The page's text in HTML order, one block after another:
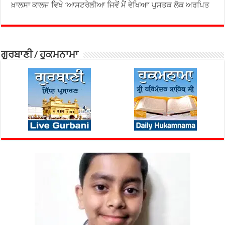
ਖ਼ਾਲਸਾ ਕਾਲਜ ਵਿਖੇ ‘ਆਸਟਰੇਲੀਆ ਜਿਵੇਂ ਮੈਂ ਵੇਖਿਆ’ ਪੁਸਤਕ ਲੋਕ ਅਰਪਿਤ
ਗੁਰਬਾਣੀ / ਹੁਕਮਨਾਮਾ